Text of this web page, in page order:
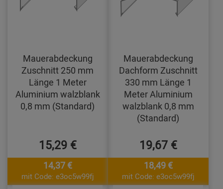
Mauerabdeckung
Zuschnitt 250 mm
Länge 1 Meter
Aluminium walzblank
0,8 mm (Standard)
15,29 €
14,37 €
mit Code: e3oc5w99fj
Mauerabdeckung
Dachform Zuschnitt
330 mm Länge 1
Meter Aluminium
walzblank 0,8 mm
(Standard)
19,67 €
18,49 €
mit Code: e3oc5w99fj